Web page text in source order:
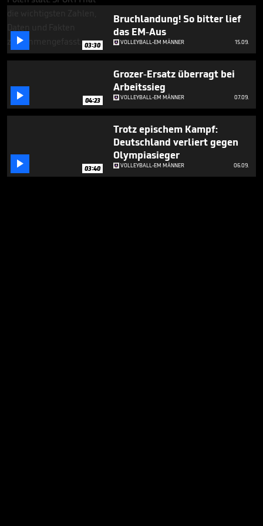
3
seconds
 03:30
Bruchlandung! So bitter lief
das EM-Aus
VOLLEYBALL-EM MÄNNER 15.09.
 04:23
Grozer-Ersatz überragt bei
Arbeitssieg
VOLLEYBALL-EM MÄNNER 07.09.
 03:40
Trotz epischem Kampf:
Deutschland verliert gegen
Olympiasieger
VOLLEYBALL-EM MÄNNER 06.09.